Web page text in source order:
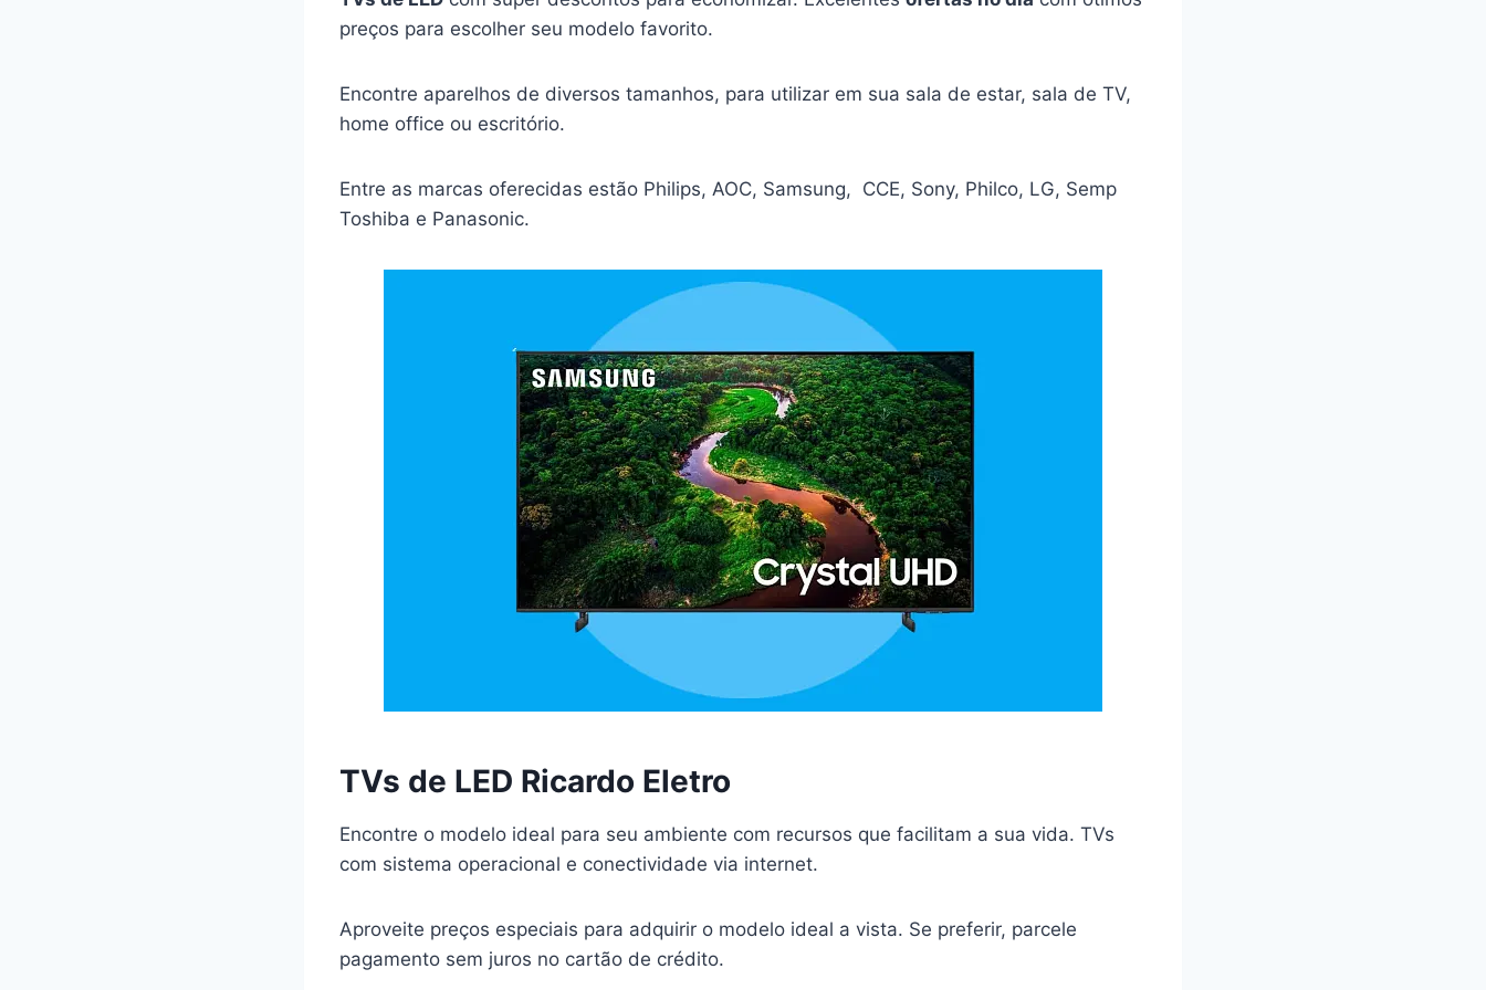
preços para escolher seu modelo favorito.
Encontre aparelhos de diversos tamanhos, para utilizar em sua sala de estar, sala de TV,
home office ou escritório.
Entre as marcas oferecidas estão Philips, AOC, Samsung, CCE, Sony, Philco, LG, Semp
Toshiba e Panasonic.
TVs de LED Ricardo Eletro
Encontre o modelo ideal para seu ambiente com recursos que facilitam a sua vida. TVs
com sistema operacional e conectividade via internet.
Aproveite preços especiais para adquirir o modelo ideal a vista. Se preferir, parcele
pagamento sem juros no cartão de crédito.